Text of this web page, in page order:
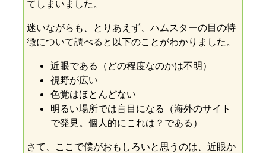
てしまいました。
迷いながらも、とりあえず、ハムスターの目の特
徴について調べると以下のことがわかりました。
近眼である（どの程度なのかは不明）
視野が広い
色覚はほとんどない
明るい場所では盲目になる（海外のサイト
で発見。個人的にこれは？である）
さて、ここで僕がおもしろいと思うのは、近眼か